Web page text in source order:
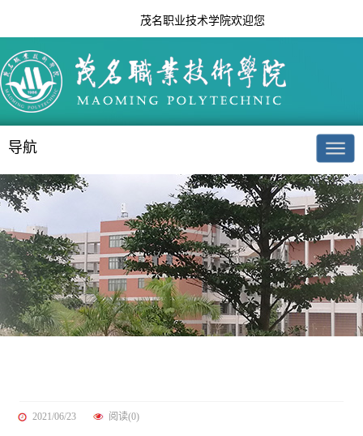
茂名职业技术学院欢迎您
导航
2021/06/23 阅读(0)